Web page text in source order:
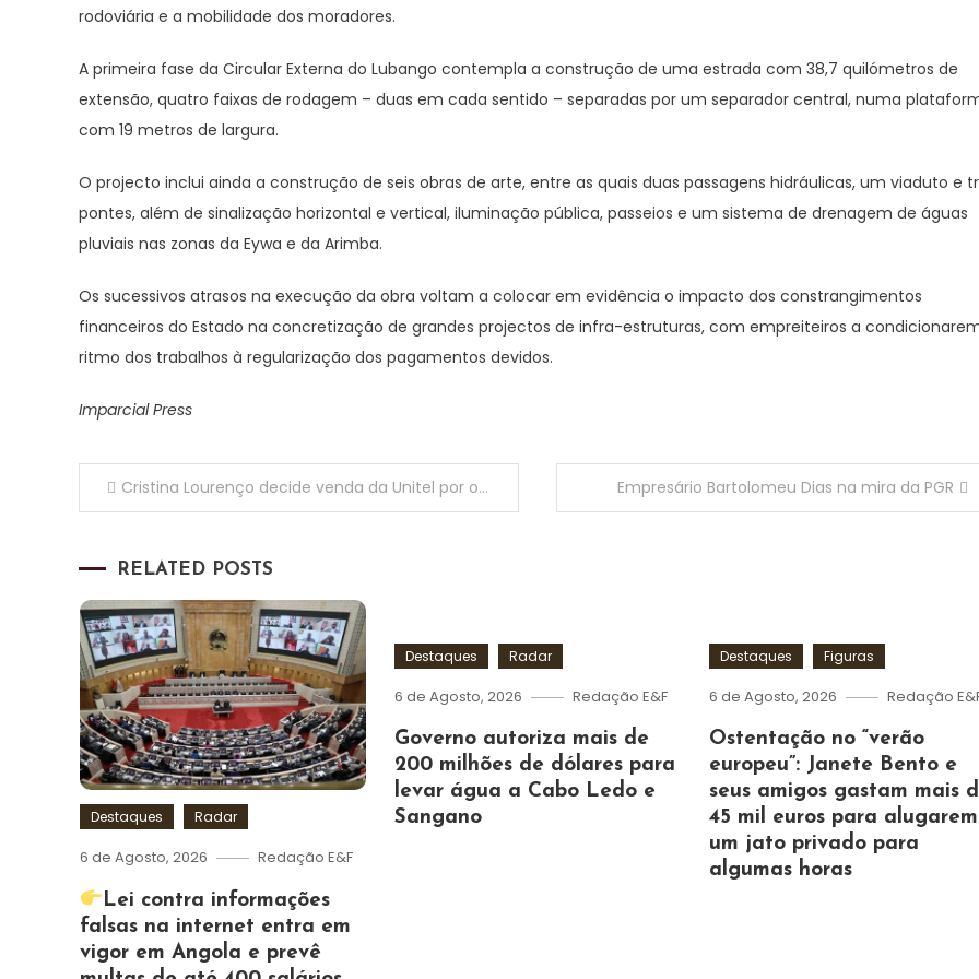
rodoviária e a mobilidade dos moradores.
A primeira fase da Circular Externa do Lubango contempla a construção de uma estrada com 38,7 quilómetros de
extensão, quatro faixas de rodagem – duas em cada sentido – separadas por um separador central, numa
com 19 metros de largura.
O projecto inclui ainda a construção de seis obras de arte, entre as quais duas passagens hidráulicas, um viaduto e
pontes, além de sinalização horizontal e vertical, iluminação pública, passeios e um sistema de drenagem de águas
pluviais nas zonas da Eywa e da Arimba.
Os sucessivos atrasos na execução da obra voltam a colocar em evidência o impacto dos constrangimentos
financeiros do Estado na concretização de grandes projectos de infra-estruturas, com empreiteiros a
ritmo dos trabalhos à regularização dos pagamentos devidos.
Imparcial Press
Navegação
artigos
Cristina Lourenço decide venda da Unitel por ordem do pai, o Presidente João Lourenço Empresário Bartolomeu Dias na mira da PGR
RELATED POSTS
Destaques Radar
6 de Agosto, 2026 Redação E&F
Lei contra informações
falsas na internet entra em
vigor em Angola e prevê
Destaques Radar
6 de Agosto, 2026 Redação E&F
Governo autoriza mais de
200 milhões de dólares para
levar água a Cabo Ledo e
Sangano
Destaques Figuras
6 de Agosto, 2026 Redação
Ostentação no “verão
europeu”: Janete Bento e
seus amigos gastam mais
45 mil euros para alugarem
um jato privado para
algumas horas